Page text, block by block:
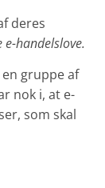
deres
handelslove.
gruppe af
nok i, at e-
som skal